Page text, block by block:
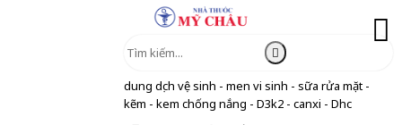
dung dịch vệ sinh - men vi sinh - sữa rửa mặt -
kẽm - kem chống nắng - D3k2 - canxi - Dhc